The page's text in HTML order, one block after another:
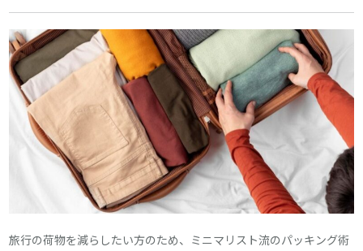
旅行の荷物を減らしたい方のため、ミニマリスト流のパッキング術